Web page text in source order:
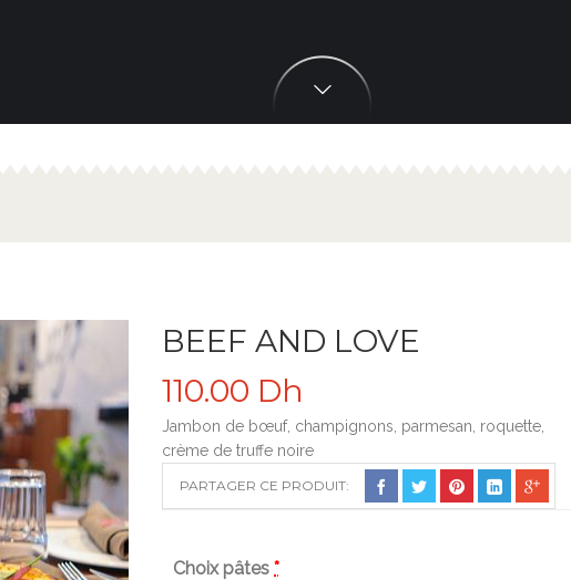
BEEF AND LOVE
110.00 Dh
Jambon de bœuf, champignons, parmesan, roquette,
crème de truffe noire
PARTAGER CE PRODUIT:
Choix pâtes *